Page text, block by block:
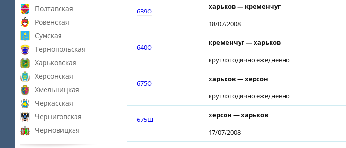
Полтавская
Ровенская
Сумская
Тернопольская
Харьковская
Херсонская
Хмельницкая
Черкасская
Черниговская
Черновицкая
639О
харьков — кременчуг
18/07/2008
640О
кременчуг — харьков
круглогодично ежедневно
675О
харьков — херсон
круглогодично ежедневно
675Ш
херсон — харьков
17/07/2008